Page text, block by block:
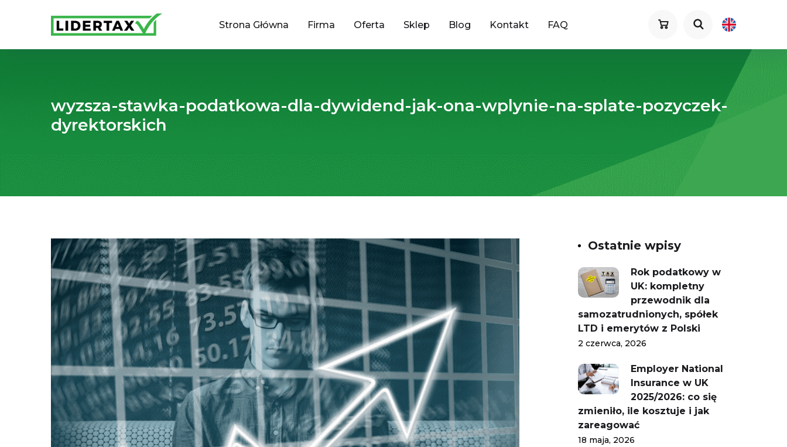
Strona Główna Firma Oferta Sklep Blog Kontakt FAQ
wyzsza-stawka-podatkowa-dla-dywidend-jak-ona-wplynie-na-splate-pozyczek-
dyrektorskich
Ostatnie wpisy
Rok podatkowy w
UK: kompletny
przewodnik dla
samozatrudnionych, spółek
LTD i emerytów z Polski
2 czerwca, 2026
Employer National
Insurance w UK
2025/2026: co się
zmieniło, ile kosztuje i jak
zareagować
18 maja, 2026